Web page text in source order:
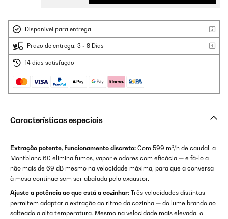
Disponível para entrega
Prazo de entrega: 3 - 8 Dias
14 dias satisfação
Características especiais
Extração potente, funcionamento discreto: Com 599 m³/h de caudal, a
Montblanc 60 elimina fumos, vapor e odores com eficácia — e fá-lo a
não mais de 69 dB mesmo na velocidade máxima, para que a conversa
à mesa continue sem ser abafada pelo exaustor.
Ajuste a potência ao que está a cozinhar: Três velocidades distintas
permitem adaptar a extração ao ritmo da cozinha — do lume brando ao
salteado a alta temperatura. Mesmo na velocidade mais elevada, o